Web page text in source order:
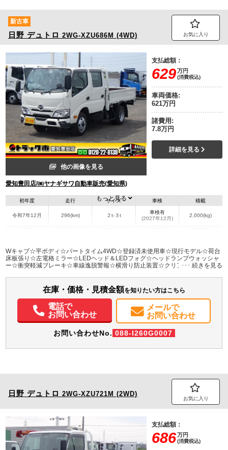
新古車
日野 デュトロ 2WG-XZU686M (4WD) お気に入り
他の画像を見る
愛知豊田店/㈱ヤナギサワ自動車販売(愛知県)
支払総額：
629万円
(消費税込)
車両価格:
621万円
諸費用:
7.8万円
詳細を見る
初年度
令和7年12月
走行
296(km)
サイズ
２t-３t
車検
車検有
(2027年12月)
積載
2,000(kg)
愛知県
W:1,790
H:380
W:1,880
H:2,120
パワステ パワーウィンドウ ABS エアバッグ
もっと見る
Wキャブ☆平ボディ☆パートタイム4WD☆登録済未使用車☆現行モデル☆荷台
床板張り☆左電格ミラー☆LEDヘッド＆LEDフォグ☆ヘッドランプウォッシャ
ー☆衝突軽減ブレーキ☆車線逸脱警報☆横滑り防止装置☆クリアランスソナー
在庫・価格・見積金額を知りたい方はこちら
電話で
お問い合わせ
メールで
お問い合わせ
お問い合わせNo. 088-I260G0007
日野 デュトロ 2WG-XZU721M (2WD)
お気に入り
支払総額：
686万円
(消費税込)